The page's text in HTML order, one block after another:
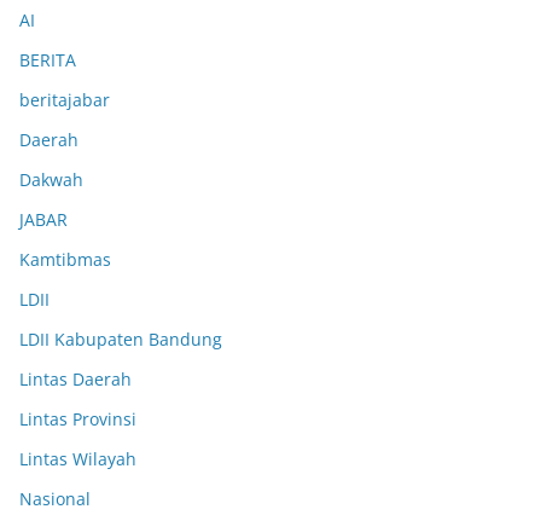
AI
BERITA
beritajabar
Daerah
Dakwah
JABAR
Kamtibmas
LDII
LDII Kabupaten Bandung
Lintas Daerah
Lintas Provinsi
Lintas Wilayah
Nasional